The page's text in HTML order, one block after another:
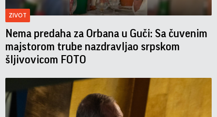
ZIVOT
Nema predaha za Orbana u Guči: Sa čuvenim
majstorom trube nazdravljao srpskom
šljivovicom FOTO